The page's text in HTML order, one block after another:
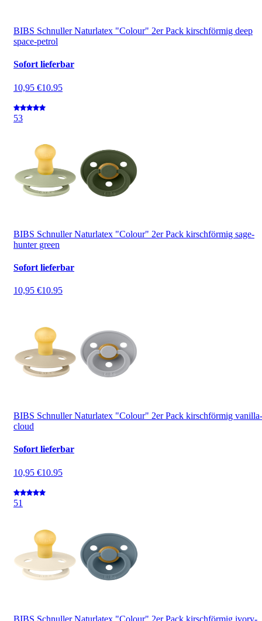
BIBS Schnuller Naturlatex "Colour" 2er Pack kirschförmig deep
space-petrol
Sofort lieferbar
10,95 €10.95
53
BIBS Schnuller Naturlatex "Colour" 2er Pack kirschförmig sage-
hunter green
Sofort lieferbar
10,95 €10.95
BIBS Schnuller Naturlatex "Colour" 2er Pack kirschförmig vanilla-
cloud
Sofort lieferbar
10,95 €10.95
51
BIBS Schnuller Naturlatex "Colour" 2er Pack kirschförmig ivory-